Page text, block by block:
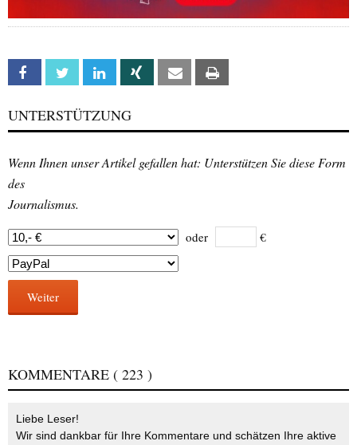
Facebook Twitter Linkedin Xing Email
UNTERSTÜTZUNG
Wenn Ihnen unser Artikel gefallen hat: Unterstützen Sie diese Form
des
Journalismus.
oder €
Weiter
KOMMENTARE ( 223 )
Liebe Leser!
Wir sind dankbar für Ihre Kommentare und schätzen Ihre aktive